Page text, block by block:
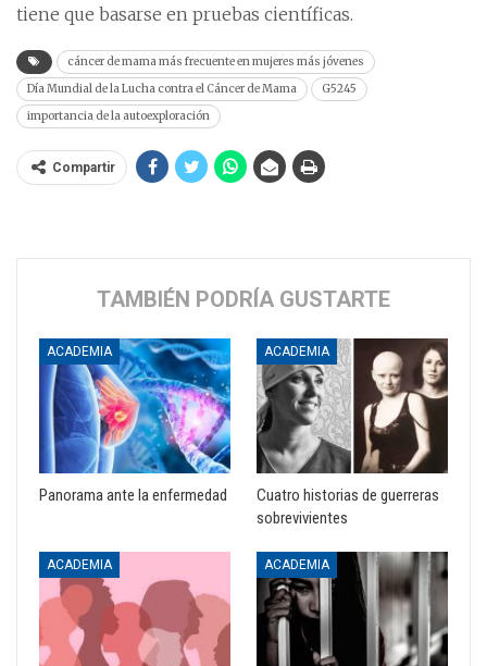
tiene que basarse en pruebas científicas.
cáncer de mama más frecuente en mujeres más jóvenes
Día Mundial de la Lucha contra el Cáncer de Mama
G5245
importancia de la autoexploración
Compartir
TAMBIÉN PODRÍA GUSTARTE
ACADEMIA
Panorama ante la enfermedad
ACADEMIA
Cuatro historias de guerreras
sobrevivientes
ACADEMIA ACADEMIA